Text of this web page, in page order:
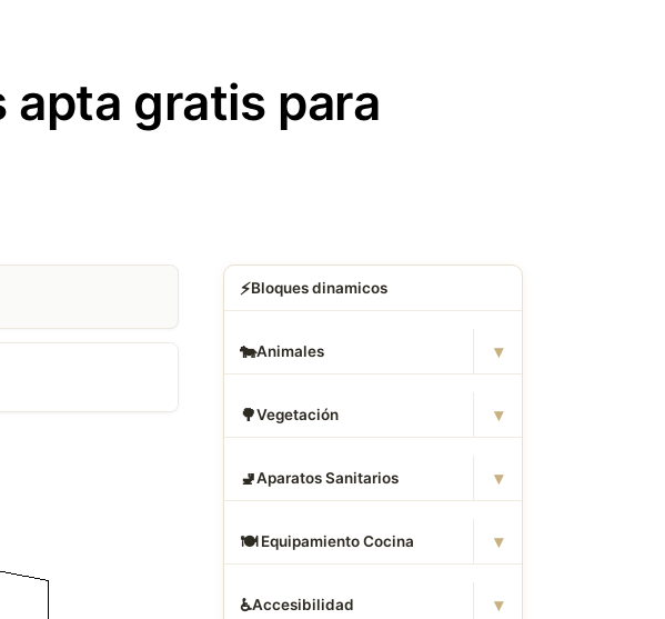
apta gratis para
⚡Bloques dinamicos
🐄Animales ▾
🌳Vegetación ▾
🚽Aparatos Sanitarios ▾
🍽️ Equipamiento Cocina ▾
♿Accesibilidad ▾